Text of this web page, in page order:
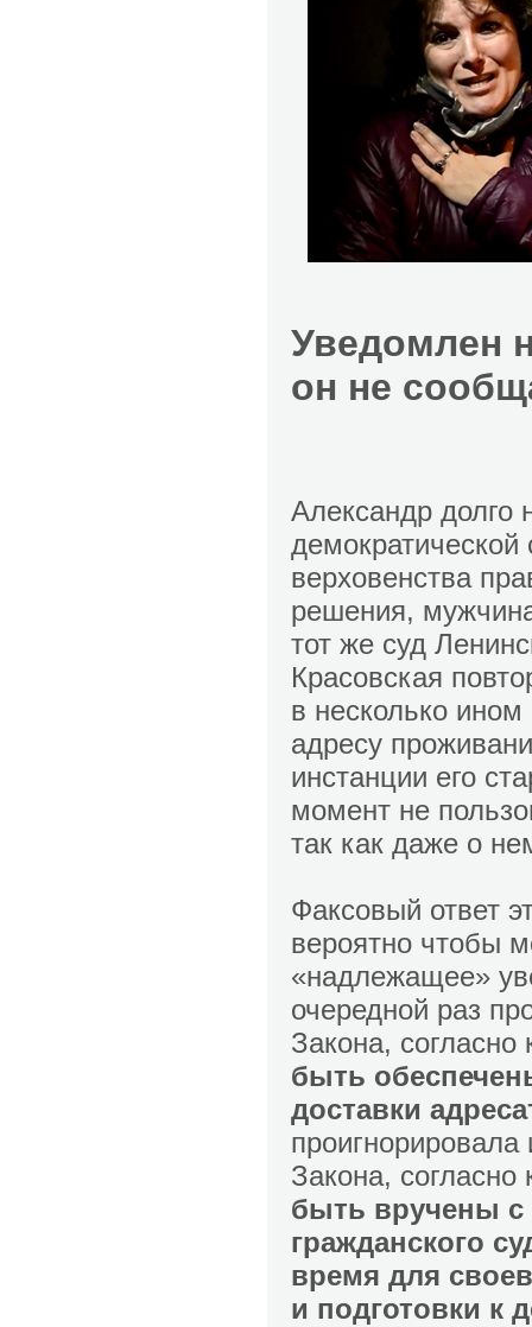
Уведомлен
он не
Александр долго
верховенства
решения,
тот же суд
Красовская
в несколько
адресу
инстанции его
момент не
так как даже о
Факсовый ответ
вероятно чтобы
«надлежащее»
очередной раз
Закона, согласно
быть
доставки
проигнорировала
Закона, согласно
быть вручены с
гражданского
время для
и подготовки к